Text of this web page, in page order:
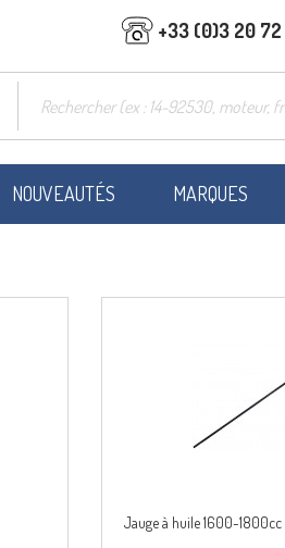
+33 (0)3 20 72
NOUVEAUTÉS MARQUES
Jauge à huile 1600-